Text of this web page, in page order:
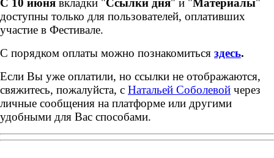
доступны только для пользователей, оплативших
участие в Фестивале.
С порядком оплаты можно познакомиться здесь.
Если Вы уже оплатили, но ссылки не отображаются,
свяжитесь, пожалуйста, с Натальей Соболевой через
личные сообщения на платформе или другими
удобными для Вас способами.